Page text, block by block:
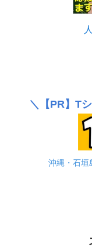
＼ 【PR】 T
沖縄・石垣